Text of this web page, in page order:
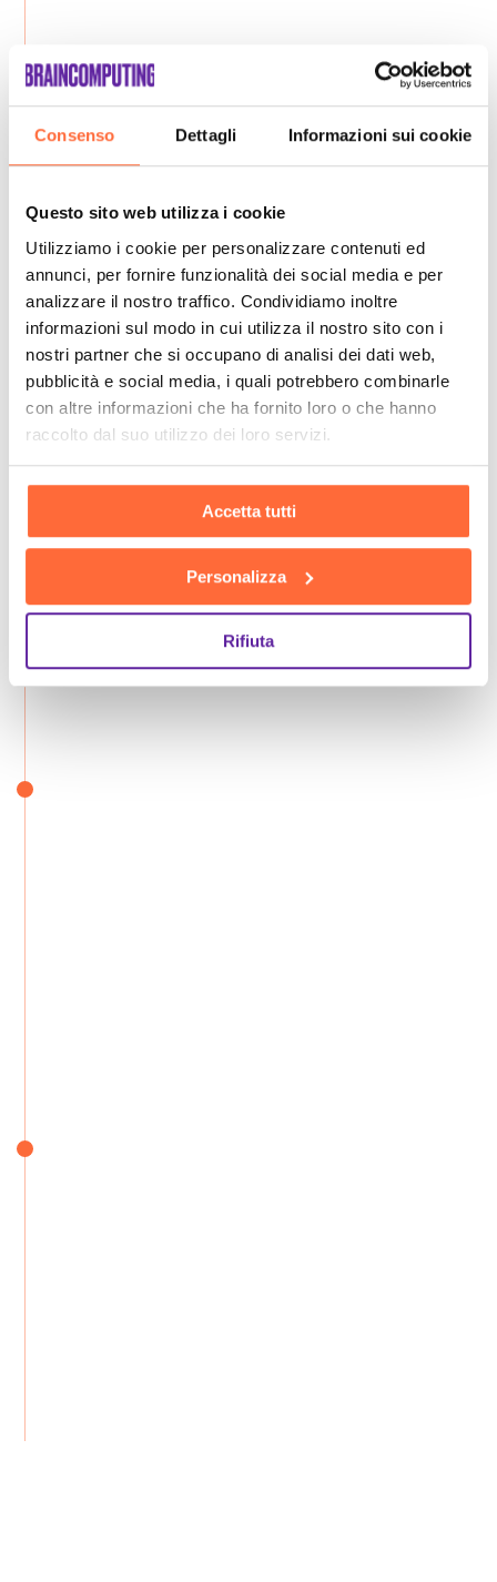
Consenso Dettagli Informazioni sui cookie
Questo sito web utilizza i cookie
Utilizziamo i cookie per personalizzare contenuti ed
annunci, per fornire funzionalità dei social media e per
analizzare il nostro traffico. Condividiamo inoltre
informazioni sul modo in cui utilizza il nostro sito con i
nostri partner che si occupano di analisi dei dati web,
pubblicità e social media, i quali potrebbero combinarle
con altre informazioni che ha fornito loro o che hanno
raccolto dal suo utilizzo dei loro servizi.
Accetta tutti
Personalizza
Rifiuta